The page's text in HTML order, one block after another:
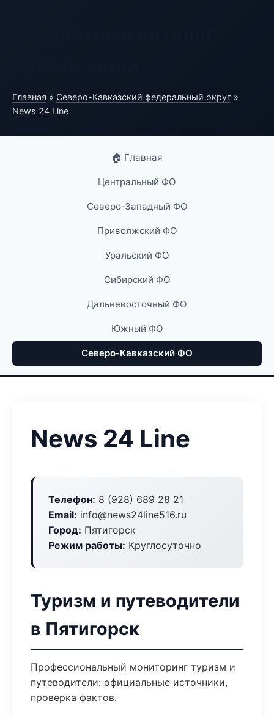
Главная » Северо-Кавказский федеральный округ »
News 24 Line
🏠 Главная
Центральный ФО
Северо-Западный ФО
Приволжский ФО
Уральский ФО
Сибирский ФО
Дальневосточный ФО
Южный ФО
Северо-Кавказский ФО
News 24 Line
Телефон: 8 (928) 689 28 21
Email: info@news24line516.ru
Город: Пятигорск
Режим работы: Круглосуточно
Туризм и путеводители
в Пятигорск
Профессиональный мониторинг туризм и
путеводители: официальные источники,
проверка фактов.